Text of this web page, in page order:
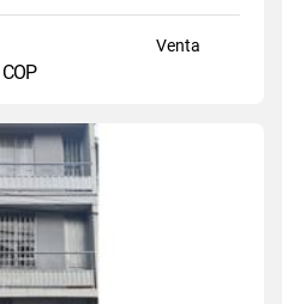
Venta
COP